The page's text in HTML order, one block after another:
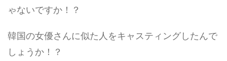
ゃないですか！？
韓国の女優さんに似た人をキャスティングしたんで
しょうか！？